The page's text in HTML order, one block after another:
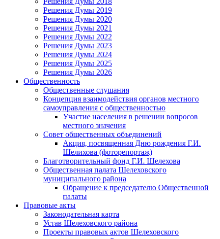
Решения Думы 2019
Решения Думы 2020
Решения Думы 2021
Решения Думы 2022
Решения Думы 2023
Решения Думы 2024
Решения Думы 2025
Решения Думы 2026
Общественность
Общественные слушания
Концепция взаимодействия органов местного
самоуправления с общественностью
Участие населения в решении вопросов
местного значения
Совет общественных объединений
Акция, посвященная Дню рождения Г.И.
Шелихова (фоторепортаж)
Благотворительный фонд Г.И. Шелехова
Общественная палата Шелеховского
муниципального района
Обращение к председателю Общественной
палаты
Правовые акты
Законодательная карта
Устав Шелеховского района
Проекты правовых актов Шелеховского